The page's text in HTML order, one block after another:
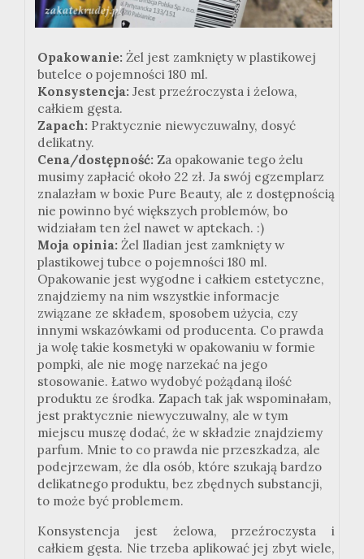
Opakowanie: Żel jest zamknięty w plastikowej
butelce o pojemności 180 ml.
Konsystencja: Jest przeźroczysta i żelowa,
całkiem gęsta.
Zapach: Praktycznie niewyczuwalny, dosyć
delikatny.
Cena/dostępność: Za opakowanie tego żelu
musimy zapłacić około 22 zł. Ja swój egzemplarz
znalazłam w boxie Pure Beauty, ale z dostępnością
nie powinno być większych problemów, bo
widziałam ten żel nawet w aptekach. :)
Moja opinia: Żel Iladian jest zamknięty w
plastikowej tubce o pojemności 180 ml.
Opakowanie jest wygodne i całkiem estetyczne,
znajdziemy na nim wszystkie informacje
związane ze składem, sposobem użycia, czy
innymi wskazówkami od producenta. Co prawda
ja wolę takie kosmetyki w opakowaniu w formie
pompki, ale nie mogę narzekać na jego
stosowanie. Łatwo wydobyć pożądaną ilość
produktu ze środka. Zapach tak jak wspominałam,
jest praktycznie niewyczuwalny, ale w tym
miejscu muszę dodać, że w składzie znajdziemy
parfum. Mnie to co prawda nie przeszkadza, ale
podejrzewam, że dla osób, które szukają bardzo
delikatnego produktu, bez zbędnych substancji,
to może być problemem.
Konsystencja jest żelowa, przeźroczysta i
całkiem gęsta. Nie trzeba aplikować jej zbyt wiele,